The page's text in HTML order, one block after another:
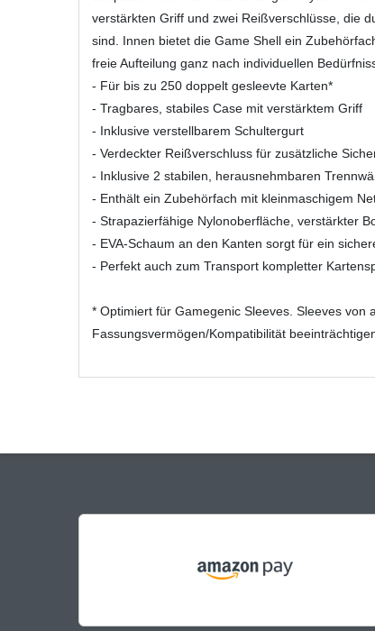
verstärkten Griff und zwei Reißverschlüsse, die
sind. Innen bietet die Game Shell ein
freie Aufteilung ganz nach individuellen
- Für bis zu 250 doppelt gesleevte Karten*
- Tragbares, stabiles Case mit verstärktem Griff
- Inklusive verstellbarem Schultergurt
- Verdeckter Reißverschluss für zusätzliche
- Inklusive 2 stabilen, herausnehmbaren
- Enthält ein Zubehörfach mit kleinmaschigem
- Strapazierfähige Nylonoberfläche, verstärkter
- EVA-Schaum an den Kanten sorgt für ein
- Perfekt auch zum Transport kompletter
* Optimiert für Gamegenic Sleeves. Sleeves von
Fassungsvermögen/Kompatibilität